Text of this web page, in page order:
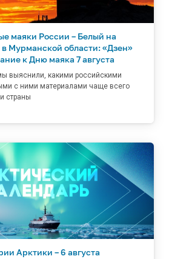
маяки России – Белый на
Мурманской области: «Дзен»
к Дню маяка 7 августа
выяснили, какими российскими
с ними материалами чаще всего
страны
Арктики – 6 августа